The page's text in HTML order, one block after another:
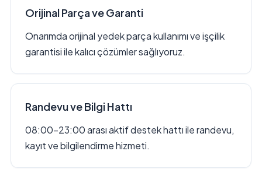
Orijinal Parça ve Garanti
Onarımda orijinal yedek parça kullanımı ve işçilik
garantisi ile kalıcı çözümler sağlıyoruz.
Randevu ve Bilgi Hattı
08:00–23:00 arası aktif destek hattı ile randevu,
kayıt ve bilgilendirme hizmeti.